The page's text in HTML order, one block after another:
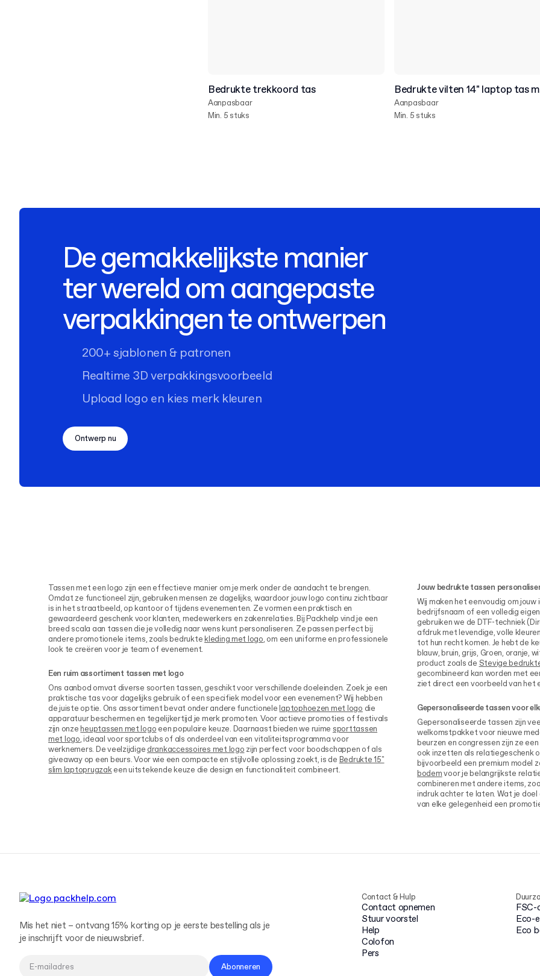
Bedrukte trekkoord tas
Aanpasbaar
Min. 5 stuks
Bedrukte vilten 14" laptop tas
Aanpasbaar
Min. 5 stuks
De gemakkelijkste manier
ter wereld om aangepaste
verpakkingen te ontwerpen
200+ sjablonen & patronen
Realtime 3D verpakkingsvoorbeeld
Upload logo en kies merk kleuren
Ontwerp nu
Tassen met een logo zijn een effectieve manier om je merk onder de aandacht te brengen.
Omdat ze functioneel zijn, gebruiken mensen ze dagelijks, waardoor jouw logo continu zichtbaar
is in het straatbeeld, op kantoor of tijdens evenementen. Ze vormen een praktisch en
gewaardeerd geschenk voor klanten, medewerkers en zakenrelaties. Bij Packhelp vind je een
breed scala aan tassen die je volledig naar wens kunt personaliseren. Ze passen perfect bij
andere promotionele items, zoals bedruktekleding met logo, om een uniforme en professionele
look te creëren voor je team of evenement.
Een ruim assortiment tassen met logo
Ons aanbod omvat diverse soorten tassen, geschikt voor verschillende doeleinden. Zoek je een
praktische tas voor dagelijks gebruik of een specifiek model voor een evenement? Wij hebben
de juiste optie. Ons assortiment bevat onder andere functionelelaptophoezen met logo die
apparatuur beschermen en tegelijkertijd je merk promoten. Voor actieve promoties of festivals
zijn onzeheuptassen met logo een populaire keuze. Daarnaast bieden we ruime sporttassen
met logo, ideaal voor sportclubs of als onderdeel van een vitaliteitsprogramma voor
werknemers. De veelzijdige drankaccessoires met logo zijn perfect voor boodschappen of als
giveaway op een beurs. Voor wie een compacte en stijlvolle oplossing zoekt, is de Bedrukte 15"
slim laptoprugzakeen uitstekende keuze die design en functionaliteit combineert.
Jouw bedrukte tassen
Wij maken het eenvoudig om
bedrijfsnaam of een volledig
gebruiken we de DTF-techniek
afdruk met levendige, volle
tot hun recht komen. Je hebt de
blauw, bruin, grijs, Groen, oranje,
product zoals de Stevige
gecombineerd kan worden met
ziet direct een voorbeeld van het
Gepersonaliseerde tassen voor
Gepersonaliseerde tassen zijn
welkomstpakket voor nieuwe
beurzen en congressen zijn ze
ook inzetten als relatiegeschenk
bijvoorbeeld een premium model
bodemvoor je belangrijkste
combineren met andere items,
indruk achter te laten. Wat je
van elke gelegenheid een
Contact & Hulp
Contact opnemen
Stuur voorstel
Help
Colofon
Pers
FSC-
Eco-
Eco
Mis het niet – ontvang 15% korting op je eerste bestelling als je
je inschrijft voor de nieuwsbrief.
Abonneren